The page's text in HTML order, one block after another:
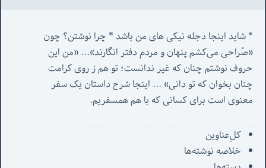
«صُراحی می‌کشم پنهان‌ و مردم‌ دفتر انگارند»... «
چنان بخوان که تو دانی» ...
معنوی است برای کسانی که با هم همسفریم.
کل‌ِعناوین
خلاصه نوشته‌ها